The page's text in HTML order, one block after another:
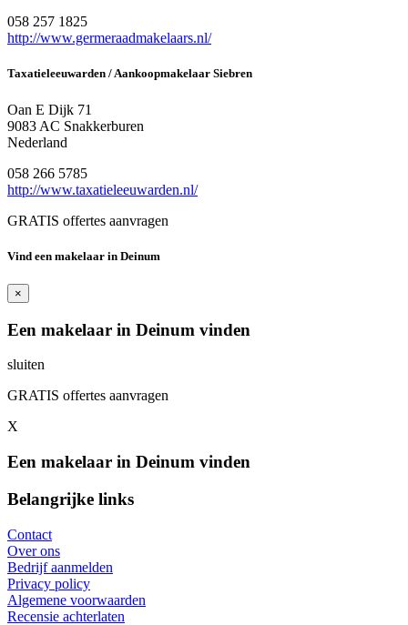
058 257 1825
http://www.germeraadmakelaars.nl/
Taxatieleeuwarden / Aankoopmakelaar Siebren
Oan E Dijk 71
9083 AC Snakkerburen
Nederland
058 266 5785
http://www.taxatieleeuwarden.nl/
GRATIS offertes aanvragen
Vind een makelaar in Deinum
×
Een makelaar in Deinum vinden
sluiten
GRATIS offertes aanvragen
X
Een makelaar in Deinum vinden
Belangrijke links
Contact
Over ons
Bedrijf aanmelden
Privacy policy
Algemene voorwaarden
Recensie achterlaten